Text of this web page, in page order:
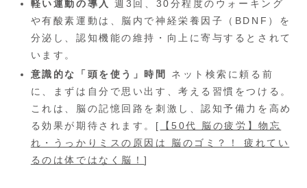
軽い運動の導入
週3回、30分程度のウォーキング
や有酸素運動は、脳内で神経栄養因子（BDNF）を
分泌し、認知機能の維持・向上に寄与するとされて
います。
意識的な「頭を使う」時間
ネット検索に頼る前
に、まずは自分で思い出す、考える習慣をつける。
これは、脳の記憶回路を刺激し、認知予備力を高め
る効果が期待されます。[
【50代 脳の疲労】物忘
れ・うっかりミスの原因は 脳のゴミ？！ 疲れてい
るのは体ではなく脳！]